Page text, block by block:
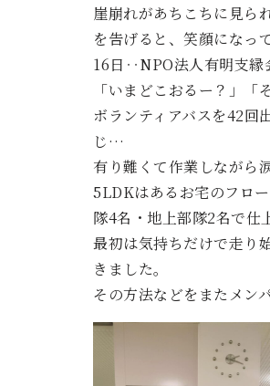
崖崩れがあちこちに見ら
を告げると、笑顔になっ
16日‥NPO法人有明支縁
「いまどこおるー？」
ボランティアバスを42回
じ…
有り難くて作業しながら
5LDKはあるお宅のフロ
隊4名・地上部隊2名で仕
最初は気持ちだけで走り
きました。
その方法などをまたメン